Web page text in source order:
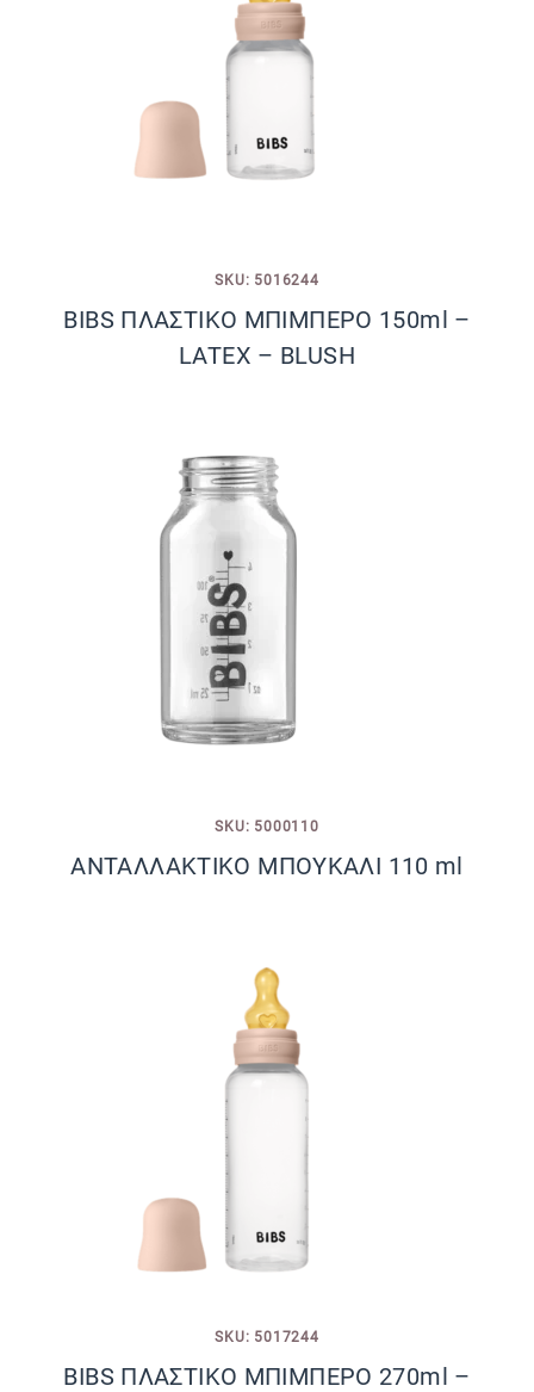
SKU: 5016244
BIBS ΠΛΑΣΤΙΚΟ ΜΠΙΜΠΕΡΟ 150ml –
LATEX – BLUSH
SKU: 5000110
ΑΝΤΑΛΛΑΚΤΙΚΟ ΜΠΟΥΚΑΛΙ 110 ml
SKU: 5017244
BIBS ΠΛΑΣΤΙΚΟ ΜΠΙΜΠΕΡΟ 270ml –